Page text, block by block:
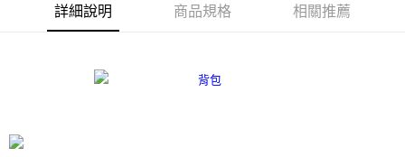
３．收到繳費通知簡訊後14天內，點擊此簡訊中的連結，可透過四大超商／
後付繳納相關費用。
※ 交易是否成功請以「AFTEE先享後付 」之結帳頁面顯示為準，若有關於
海外宅配
詳細說明 商品規格 相關推薦